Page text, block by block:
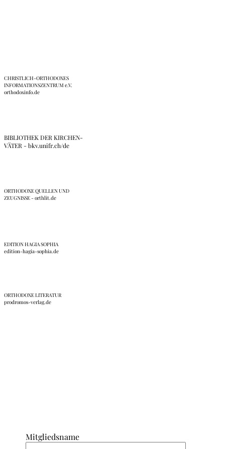
CHRISTLICH-ORTHODOXES
INFORMATIONSZENTRUM e.V.
orthodoxinfo.de
BIBLIOTHEK DER KIRCHEN-
VÄTER - bkv.unifr.ch/de
ORTHODOXE QUELLEN UND
ZEUGNISSE - orthlit.de
EDITION HAGIA SOPHIA
edition-hagia-sophia.de
ORTHODOXE LITERATUR
prodromos-verlag.de
Mitgliedsname